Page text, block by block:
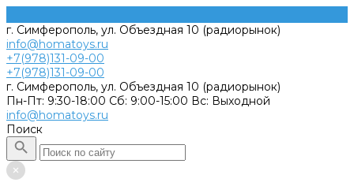
г. Симферополь, ул. Объездная 10 (радиорынок)
info@homatoys.ru
+7(978)131-09-00
+7(978)131-09-00
г. Симферополь, ул. Объездная 10 (радиорынок)
Пн-Пт: 9:30-18:00 Cб: 9:00-15:00 Вс: Выходной
info@homatoys.ru
Поиск